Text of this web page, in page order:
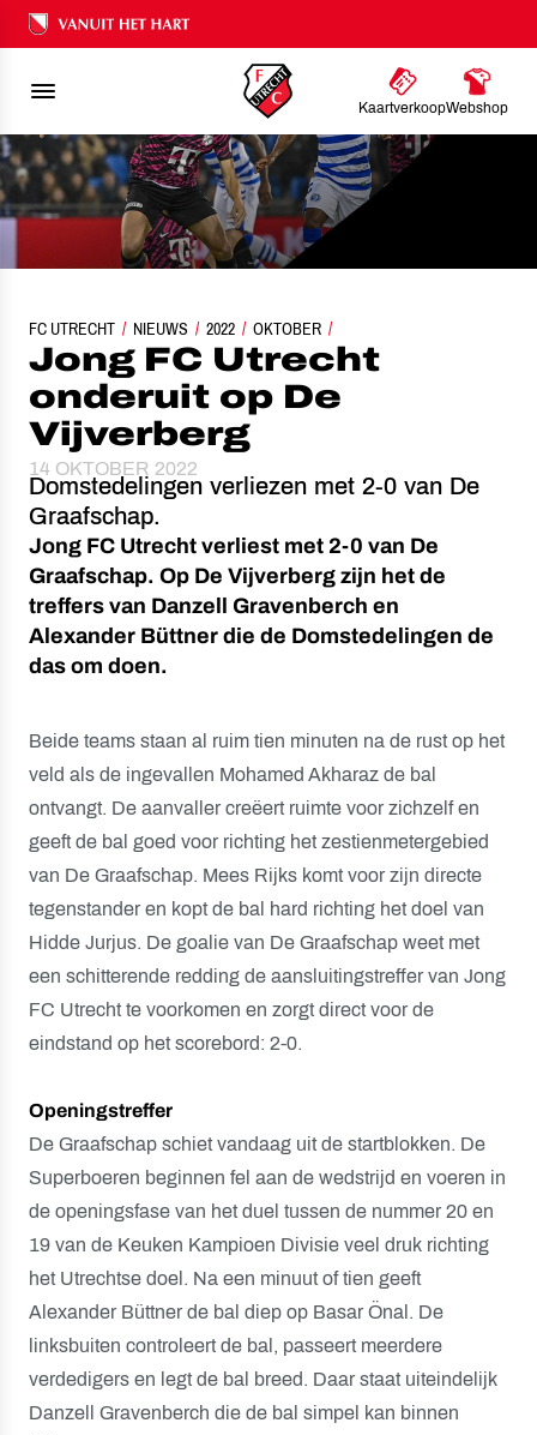
Ons nalatenschap
KaartverkoopWebshop
FC UTRECHT NIEUWS 2022 OKTOBER
JONG FC UTRECHT ONDERUIT OP DE VIJVERBERG
Jong FC Utrecht
onderuit op De
Vijverberg
14 OKTOBER 2022
Domstedelingen verliezen met 2-0 van De
Graafschap.
Jong FC Utrecht verliest met 2-0 van De
Graafschap. Op De Vijverberg zijn het de
treffers van Danzell Gravenberch en
Alexander Büttner die de Domstedelingen de
das om doen.
Beide teams staan al ruim tien minuten na de rust op het
veld als de ingevallen Mohamed Akharaz de bal
ontvangt. De aanvaller creëert ruimte voor zichzelf en
geeft de bal goed voor richting het zestienmetergebied
van De Graafschap. Mees Rijks komt voor zijn directe
tegenstander en kopt de bal hard richting het doel van
Hidde Jurjus. De goalie van De Graafschap weet met
een schitterende redding de aansluitingstreffer van Jong
FC Utrecht te voorkomen en zorgt direct voor de
eindstand op het scorebord: 2-0.
Openingstreffer
De Graafschap schiet vandaag uit de startblokken. De
Superboeren beginnen fel aan de wedstrijd en voeren in
de openingsfase van het duel tussen de nummer 20 en
19 van de Keuken Kampioen Divisie veel druk richting
het Utrechtse doel. Na een minuut of tien geeft
Alexander Büttner de bal diep op Basar Önal. De
linksbuiten controleert de bal, passeert meerdere
verdedigers en legt de bal breed. Daar staat uiteindelijk
Danzell Gravenberch die de bal simpel kan binnen